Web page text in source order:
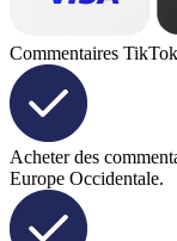
Commentaires
Acheter des
Europe Occidentale.